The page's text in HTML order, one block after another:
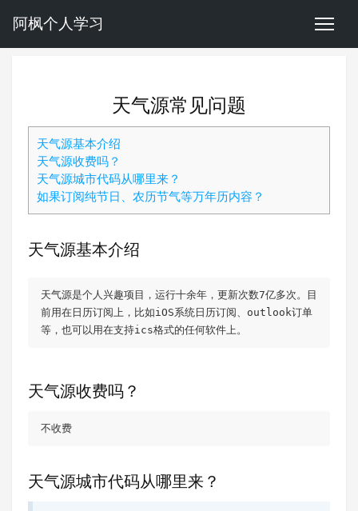
阿枫个人学习
天气源常见问题
天气源基本介绍
天气源收费吗？
天气源城市代码从哪里来？
如果订阅纯节日、农历节气等万年历内容？
天气源基本介绍
天气源是个人兴趣项目，运行十余年，更新次数7亿多次。目
前用在日历订阅上，比如iOS系统日历订阅、outlook订单
等，也可以用在支持ics格式的任何软件上。
天气源收费吗？
不收费
天气源城市代码从哪里来？